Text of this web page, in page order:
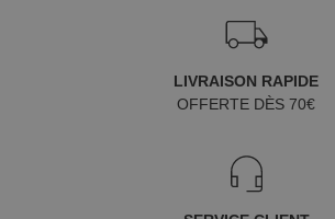
LIVRAISON RAPIDE
OFFERTE DÈS 70€